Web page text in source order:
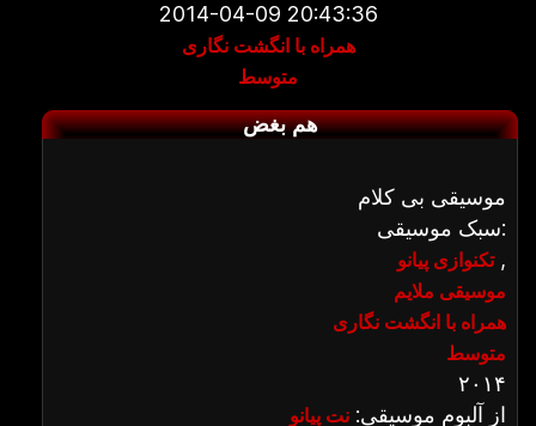
2014-04-09 20:43:36
همراه با انگشت نگاری
متوسط
هم بغض
موسیقی بی کلام
سبک موسیقی:
تکنوازی پیانو,
موسیقی ملایم
همراه با انگشت نگاری
متوسط
۲۰۱۴
از آلبوم موسیقی: نت پیانو